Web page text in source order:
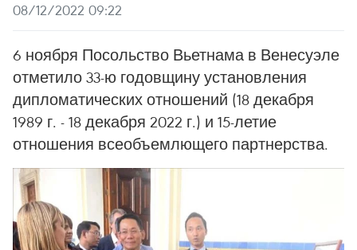
08/12/2022 09:22
6 ноября Посольство Вьетнама в Венесуэле
отметило 33-ю годовщину установления
дипломатических отношений (18 декабря
1989 г. - 18 декабря 2022 г.) и 15-летие
отношения всеобъемлющего партнерства.